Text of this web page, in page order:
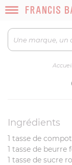
Ingrédients
1 tasse de
1 tasse de beurre
1 tasse de sucre